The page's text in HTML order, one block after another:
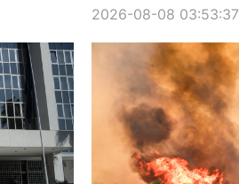
2026-08-08 03:53:37